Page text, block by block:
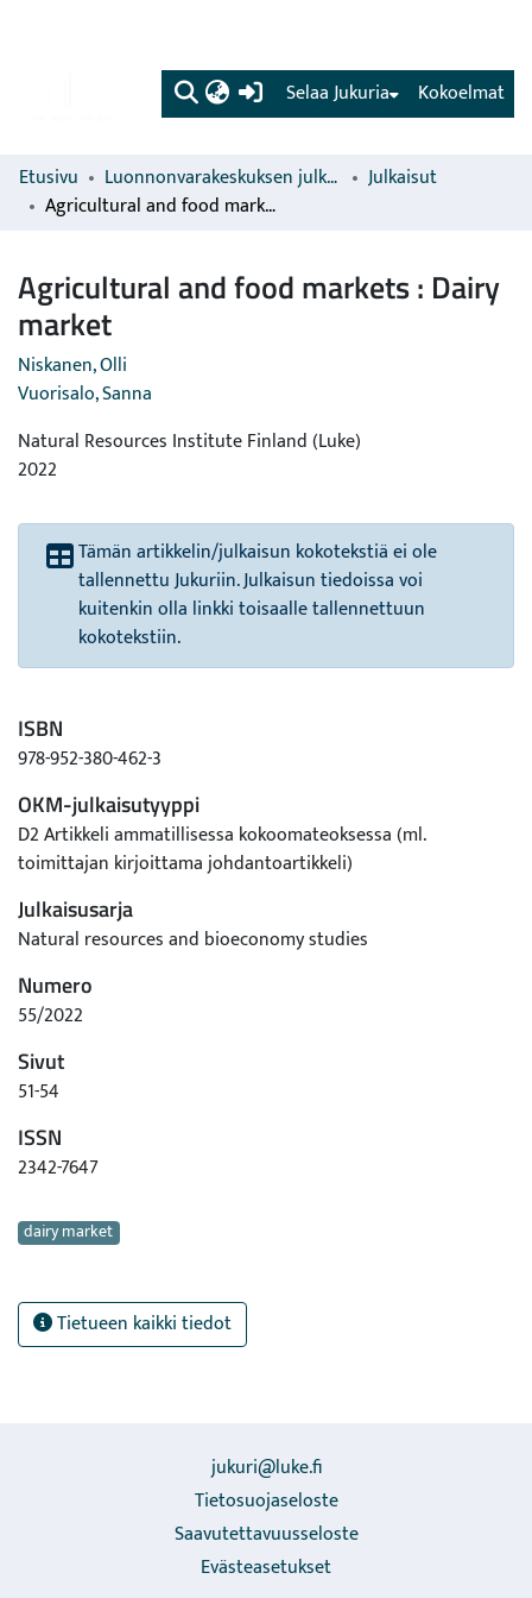
(current) Kokoelmat
Selaa Jukuria
Etusivu Luonnonvarakeskuksen julkaisut
Julkaisut
Agricultural and food markets : Dairy market
Agricultural and food markets : Dairy
market
Niskanen, Olli
Vuorisalo, Sanna
Natural Resources Institute Finland (Luke)
2022
Tämän artikkelin/julkaisun kokotekstiä ei ole
tallennettu Jukuriin. Julkaisun tiedoissa voi
kuitenkin olla linkki toisaalle tallennettuun
kokotekstiin.
ISBN
978-952-380-462-3
OKM-julkaisutyyppi
D2 Artikkeli ammatillisessa kokoomateoksessa (ml.
toimittajan kirjoittama johdantoartikkeli)
Julkaisusarja
Natural resources and bioeconomy studies
Numero
55/2022
Sivut
51-54
ISSN
2342-7647
Avainsanat
dairy market
Tietueen kaikki tiedot
jukuri@luke.fi
Tietosuojaseloste
Saavutettavuusseloste
Evästeasetukset